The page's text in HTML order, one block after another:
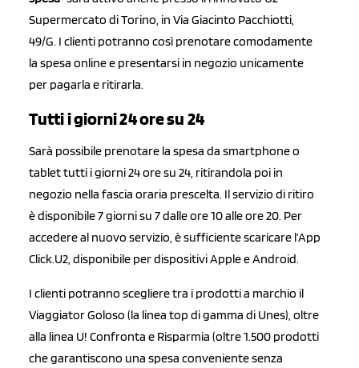
Supermercato di Torino, in Via Giacinto Pacchiotti,
49/G. I clienti potranno così prenotare comodamente
la spesa online e presentarsi in negozio unicamente
per pagarla e ritirarla.
Tutti i giorni 24 ore su 24
Sarà possibile prenotare la spesa da smartphone o
tablet tutti i giorni 24 ore su 24, ritirandola poi in
negozio nella fascia oraria prescelta. Il servizio di ritiro
è disponibile 7 giorni su 7 dalle ore 10 alle ore 20. Per
accedere al nuovo servizio, è sufficiente scaricare l’App
Click.U2, disponibile per dispositivi Apple e Android.
I clienti potranno scegliere tra i prodotti a marchio il
Viaggiator Goloso (la linea top di gamma di Unes), oltre
alla linea U! Confronta e Risparmia (oltre 1.500 prodotti
che garantiscono una spesa conveniente senza